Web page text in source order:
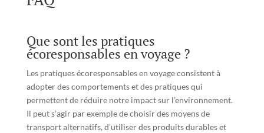
Que sont les pratiques
écoresponsables en voyage ?
Les pratiques écoresponsables en voyage consistent à
adopter des comportements et des pratiques qui
permettent de réduire notre impact sur l’environnement.
Il peut s’agir par exemple de choisir des moyens de
transport alternatifs, d’utiliser des produits durables et